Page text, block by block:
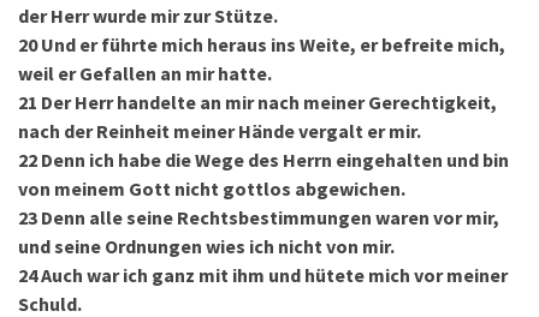
der Herr wurde mir zur Stütze.
20 Und er führte mich heraus ins Weite, er befreite mich,
weil er Gefallen an mir hatte.
21 Der Herr handelte an mir nach meiner Gerechtigkeit,
nach der Reinheit meiner Hände vergalt er mir.
22 Denn ich habe die Wege des Herrn eingehalten und bin
von meinem Gott nicht gottlos abgewichen.
23 Denn alle seine Rechtsbestimmungen waren vor mir,
und seine Ordnungen wies ich nicht von mir.
24Auch war ich ganz mit ihm und hütete mich vor meiner
Schuld.